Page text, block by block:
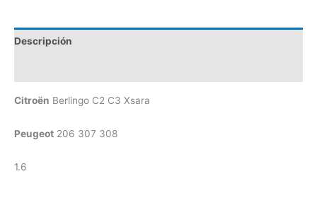
Descripción
Citroën Berlingo C2 C3 Xsara
Peugeot 206 307 308
1.6